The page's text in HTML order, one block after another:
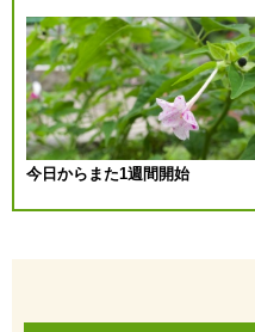
シ
ョ
ン
今日からまた1週間開始